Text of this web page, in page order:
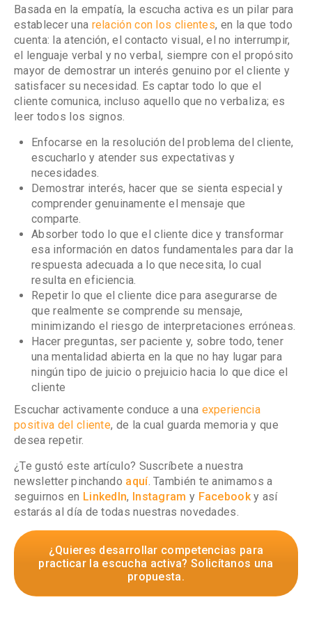
Basada en la empatía, la escucha activa es un pilar para
establecer una relación con los clientes, en la que todo
cuenta: la atención, el contacto visual, el no interrumpir,
el lenguaje verbal y no verbal, siempre con el propósito
mayor de demostrar un interés genuino por el cliente y
satisfacer su necesidad. Es captar todo lo que el
cliente comunica, incluso aquello que no verbaliza; es
leer todos los signos.
Enfocarse en la resolución del problema del cliente,
escucharlo y atender sus expectativas y
necesidades.
Demostrar interés, hacer que se sienta especial y
comprender genuinamente el mensaje que
comparte.
Absorber todo lo que el cliente dice y transformar
esa información en datos fundamentales para dar la
respuesta adecuada a lo que necesita, lo cual
resulta en eficiencia.
Repetir lo que el cliente dice para asegurarse de
que realmente se comprende su mensaje,
minimizando el riesgo de interpretaciones erróneas.
Hacer preguntas, ser paciente y, sobre todo, tener
una mentalidad abierta en la que no hay lugar para
ningún tipo de juicio o prejuicio hacia lo que dice el
cliente
Escuchar activamente conduce a una experiencia
positiva del cliente, de la cual guarda memoria y que
desea repetir.
¿Te gustó este artículo? Suscríbete a nuestra
newsletter pinchando aquí. También te animamos a
seguirnos en LinkedIn, Instagram y Facebooky así
estarás al día de todas nuestras novedades.
¿Quieres desarrollar competencias para
practicar la escucha activa? Solicítanos una
propuesta.